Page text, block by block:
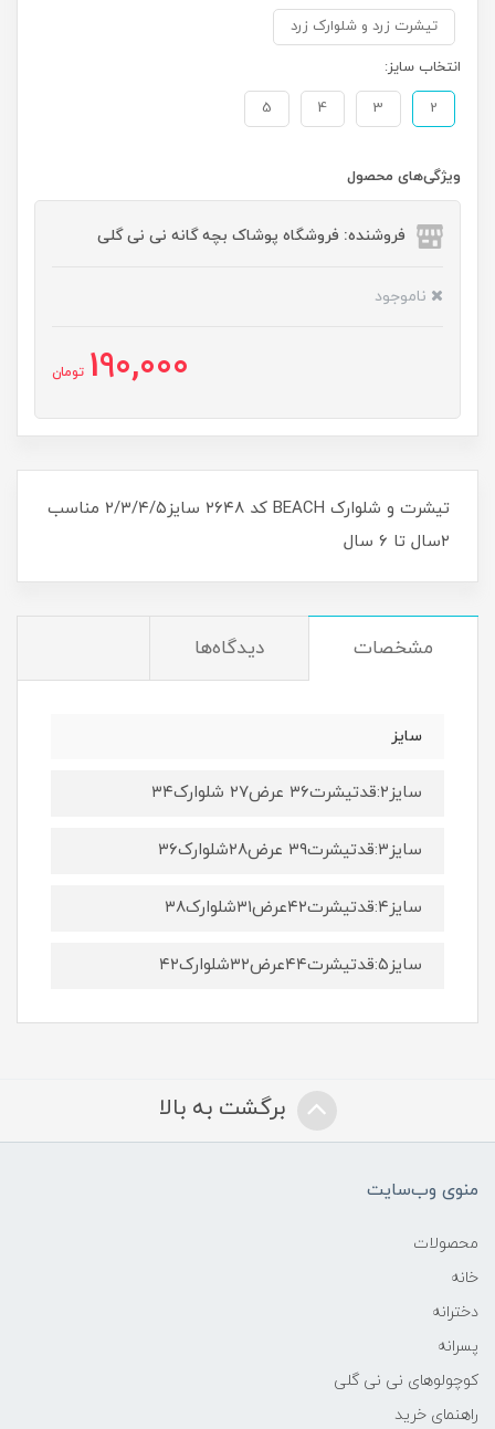
تیشرت زرد و شلوارک زرد
انتخاب سایز:
2
3
4
5
ویژگی‌های محصول
فروشنده: فروشگاه پوشاک بچه گانه نی نی گلی
ناموجود
190,000 تومان
تیشرت و شلوارک BEACH کد ۲۶۴۸ سایز۲/۳/۴/۵ مناسب
۲سال تا ۶ سال
مشخصات دیدگاه‌ها
سایز
سایز۲:قدتیشرت۳۶ عرض۲۷ شلوارک۳۴
سایز۳:قدتیشرت۳۹ عرض۲۸شلوارک۳۶
سایز۴:قدتیشرت۴۲عرض۳۱شلوارک۳۸
سایز۵:قدتیشرت۴۴عرض۳۲شلوارک۴۲
برگشت به بالا
منوی وب‌سایت
محصولات
خانه
دخترانه
پسرانه
کوچولوهای نی نی گلی
راهنمای خرید